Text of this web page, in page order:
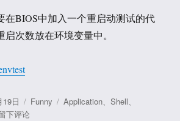
在BIOS中加入一个重启动测试的代
次数放在环境变量中。
19日
分
Funny
标
Application、Shell、
下评论